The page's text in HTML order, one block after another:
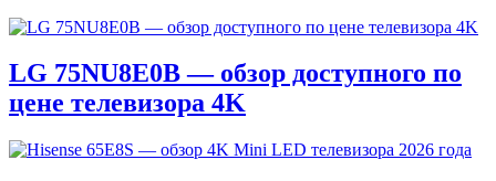
LG 75NU8E0B — обзор доступного по
цене телевизора 4K